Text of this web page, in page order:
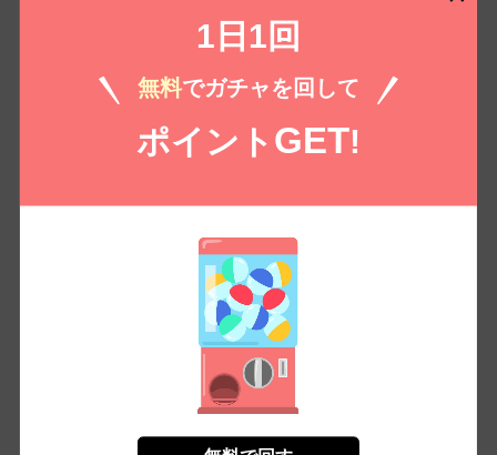
無料㌽で読む
もっとみる
コイコミ編集部推し
1日1回
無料でガチャを回して
ポイント GET!